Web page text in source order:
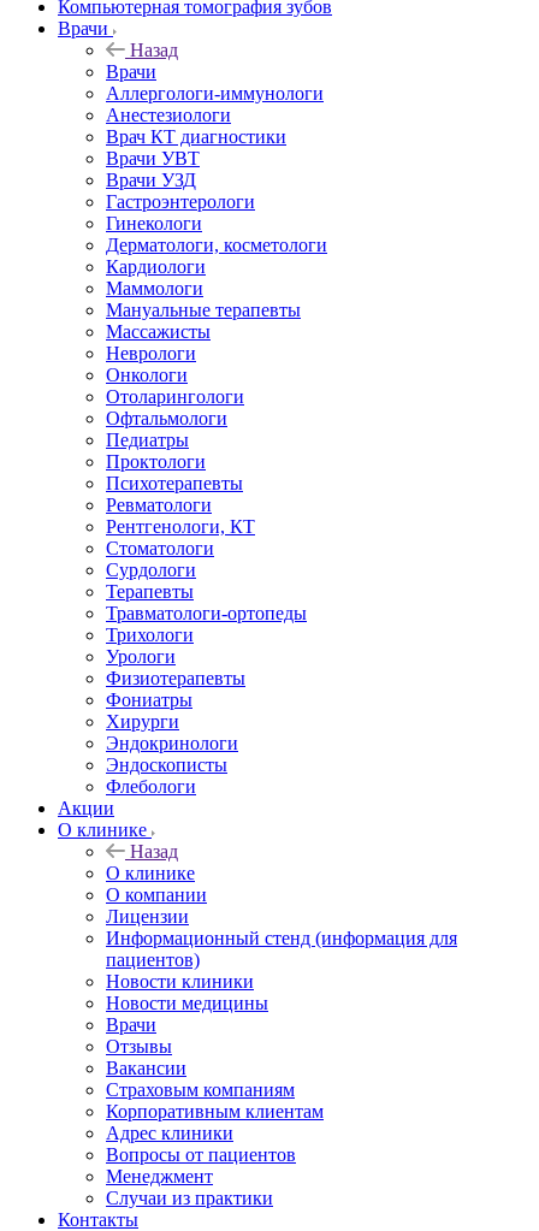
Компьютерная томография зубов
Врачи
Назад
Врачи
Аллергологи-иммунологи
Анестезиологи
Врач КТ диагностики
Врачи УВТ
Врачи УЗД
Гастроэнтерологи
Гинекологи
Дерматологи, косметологи
Кардиологи
Маммологи
Мануальные терапевты
Массажисты
Неврологи
Онкологи
Отоларингологи
Офтальмологи
Педиатры
Проктологи
Психотерапевты
Ревматологи
Рентгенологи, КТ
Стоматологи
Сурдологи
Терапевты
Травматологи-ортопеды
Трихологи
Урологи
Физиотерапевты
Фониатры
Хирурги
Эндокринологи
Эндоскописты
Флебологи
Акции
О клинике
Назад
О клинике
О компании
Лицензии
Информационный стенд (информация для
пациентов)
Новости клиники
Новости медицины
Врачи
Отзывы
Вакансии
Страховым компаниям
Корпоративным клиентам
Адрес клиники
Вопросы от пациентов
Менеджмент
Случаи из практики
Контакты